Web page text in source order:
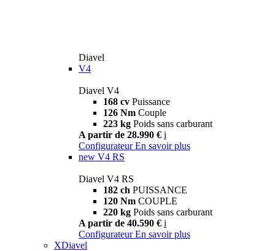
Diavel
V4
Diavel V4
168 cv Puissance
126 Nm Couple
223 kg Poids sans carburant
A partir de 28.990 € i
Configurateur En savoir plus
new V4 RS
Diavel V4 RS
182 ch PUISSANCE
120 Nm COUPLE
220 kg Poids sans carburant
A partir de 40.590 € i
Configurateur En savoir plus
XDiavel